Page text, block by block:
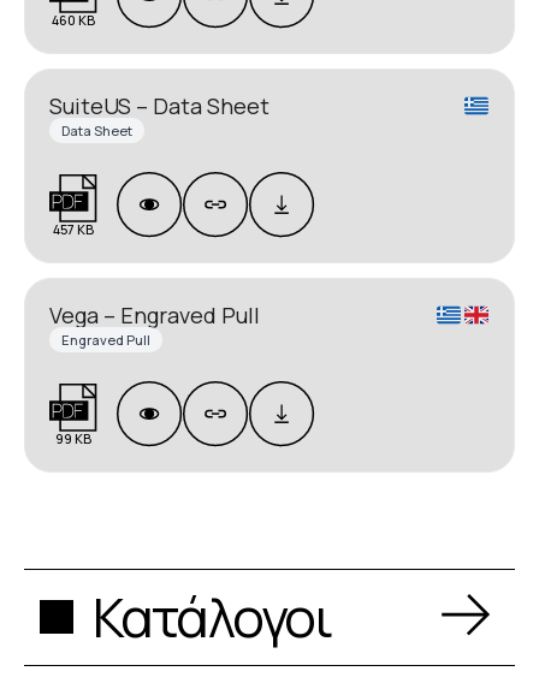
460 KB
SuiteUS – Data Sheet
Data Sheet
457 KB
Vega – Engraved Pull
Engraved Pull
99 KB
Κατάλογοι